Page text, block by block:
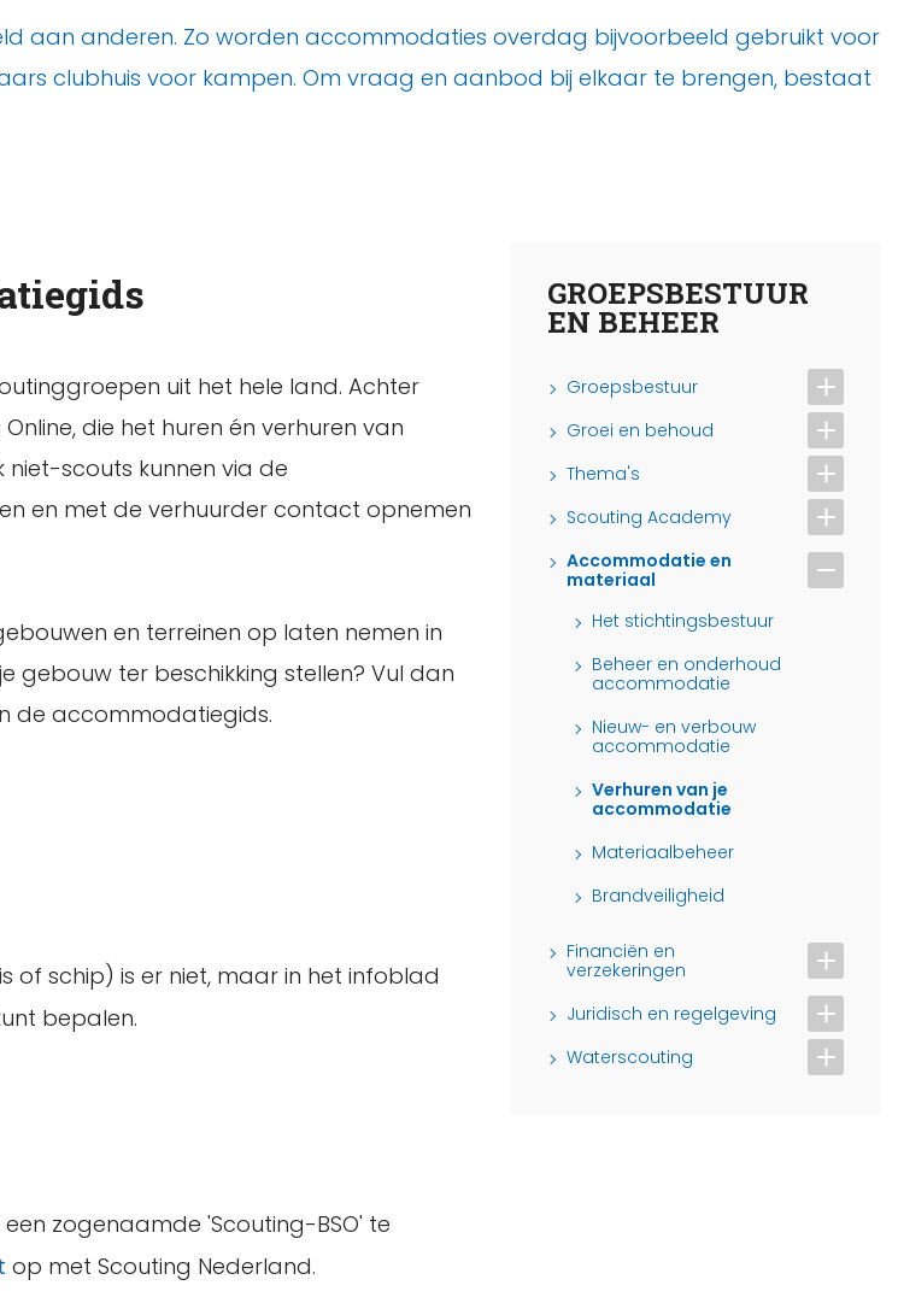
aan anderen. Zo worden accommodaties overdag bijvoorbeeld gebruikt voor
clubhuis voor kampen. Om vraag en aanbod bij elkaar te brengen, bestaat
uit het hele land. Achter
die het huren én verhuren van
niet-scouts kunnen via de
en met de verhuurder contact opnemen
en terreinen op laten nemen in
gebouw ter beschikking stellen? Vul dan
de accommodatiegids.
of schip) is er niet, maar in het infoblad
bepalen.
zogenaamde 'Scouting-BSO' te
op met Scouting Nederland.
GROEPSBESTUUR
EN BEHEER
Groepsbestuur
Groei en behoud
Thema's
Scouting Academy
Accommodatie en
materiaal
Het stichtingsbestuur
Beheer en onderhoud
accommodatie
Nieuw- en verbouw
accommodatie
Verhuren van je
accommodatie
Materiaalbeheer
Brandveiligheid
Financiën en
verzekeringen
Juridisch en regelgeving
Waterscouting